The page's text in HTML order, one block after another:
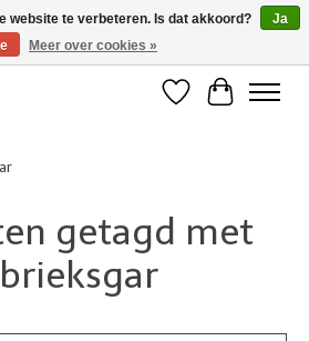
4,8/5 op Google reviews
Verlanglijst
getagd met
website te verbeteren. Is dat akkoord?
Ja
Meer over cookies »